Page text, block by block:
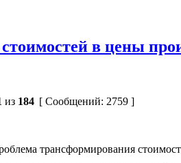
в цены
из 184 [ Сообщений: 2759 ]
трансформирования